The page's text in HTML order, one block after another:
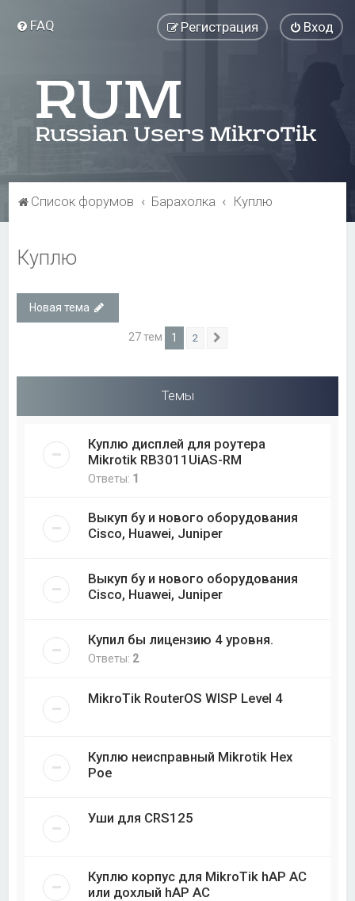
FAQ Вход
Регистрация
Список форумов Барахолка Куплю
Куплю
Новая тема
27 тем 1 2
Темы
Куплю дисплей для роутера
Mikrotik RB3011UiAS-RM
Ответы: 1
Выкуп бу и нового оборудования
Cisco, Huawei, Juniper
Выкуп бу и нового оборудования
Cisco, Huawei, Juniper
Купил бы лицензию 4 уровня.
Ответы: 2
MikroTik RouterOS WISP Level 4
Куплю неисправный Mikrotik Hex
Poe
Уши для CRS125
Куплю корпус для MikroTik hAP AC
или дохлый hAP AC